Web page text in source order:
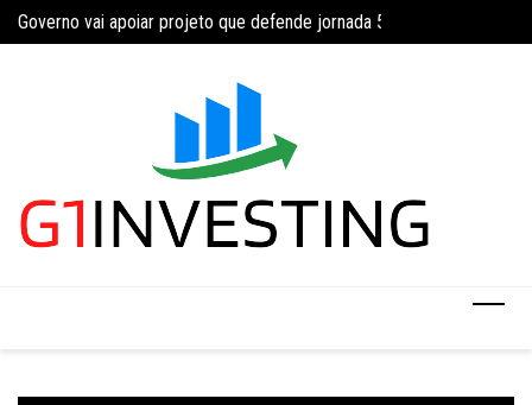
paraINSS amplia temporariamente prazo de auxílio-doença sem perícia;